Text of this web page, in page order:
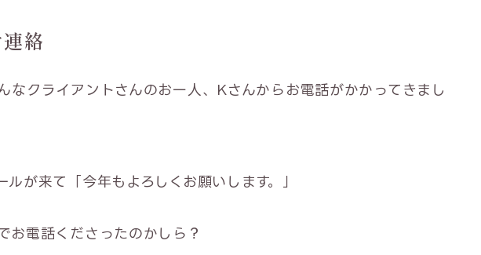
絡
なクライアントさんのお一人、Kさんからお電話がかかってきまし
ルが来て「今年もよろしくお願いします。」
お電話くださったのかしら？